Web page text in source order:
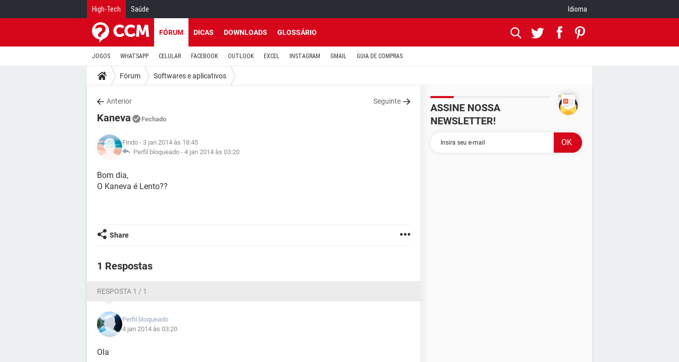
High-Tech Saúde Idioma
FÓRUM DICAS DOWNLOADS GLOSSÁRIO
JOGOS WHATSAPP CELULAR FACEBOOK OUTLOOK EXCEL INSTAGRAM GMAIL GUIA DE COMPRAS
Fórum Softwares e aplicativos
Anterior Seguinte
Kaneva Fechado
Findo - 3 jan 2014 às 18:45
Perfil bloqueado - 4 jan 2014 às 03:20
Bom dia,
O Kaneva é Lento??
Share
1 Respostas
RESPOSTA 1 / 1
Perfil bloqueado
4 jan 2014 às 03:20
Ola
ASSINE NOSSA
NEWSLETTER!